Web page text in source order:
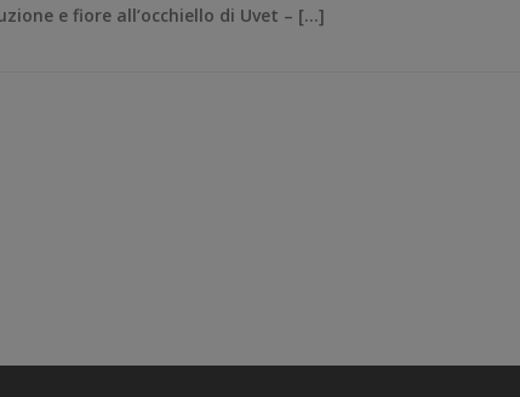
e fiore all’occhiello di Uvet – […]